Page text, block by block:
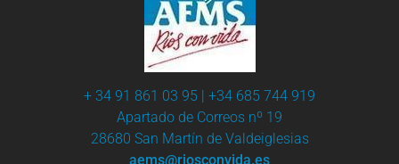
+ 34 91 861 03 95 | +34 685 744 919
Apartado de Correos nº 19
28680 San Martín de Valdeiglesias
aems@riosconvida.es